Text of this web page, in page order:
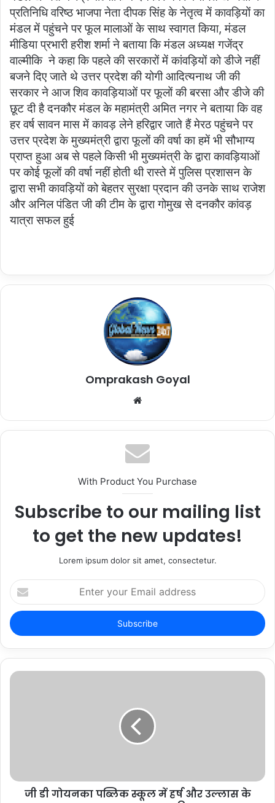
प्रतिनिधि वरिष्ठ भाजपा नेता दीपक सिंह के नेतृत्व में कावड़ियों का
मंडल में पहुंचने पर फूल मालाओं के साथ स्वागत किया, मंडल
मीडिया प्रभारी हरीश शर्मा ने बताया कि मंडल अध्यक्ष गजेंद्र
वाल्मीकि ने कहा कि पहले की सरकारों में कांवड़ियों को डीजे नहीं
बजने दिए जाते थे उत्तर प्रदेश की योगी आदित्यनाथ जी की
सरकार ने आज शिव कावड़ियाओं पर फूलों की बरसा और डीजे की
छूट दी है दनकौर मंडल के महामंत्री अमित नगर ने बताया कि वह
हर वर्ष सावन मास में कावड़ लेने हरिद्वार जाते हैं मेरठ पहुंचने पर
उत्तर प्रदेश के मुख्यमंत्री द्वारा फूलों की वर्षा का हमें भी सौभाग्य
प्राप्त हुआ अब से पहले किसी भी मुख्यमंत्री के द्वारा कावड़ियाओं
पर कोई फूलों की वर्षा नहीं होती थी रास्ते में पुलिस प्रशासन के
द्वारा सभी कावड़ियों को बेहतर सुरक्षा प्रदान की उनके साथ राजेश
और अनिल पंडित जी की टीम के द्वारा गोमुख से दनकौर कांवड़
यात्रा सफल हुई
Omprakash Goyal
Website
With Product You Purchase
Subscribe to our mailing list
to get the new updates!
Lorem ipsum dolor sit amet, consectetur.
Enter
your
Email
address
जी डी गोयनका पब्लिक स्कूल में हर्ष और उल्लास के